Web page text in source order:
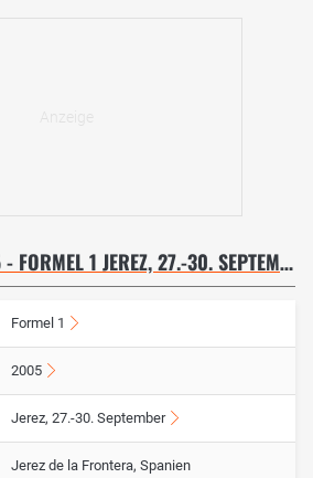
TESTFAHRT 27.09.05 - FORMEL 1 JEREZ, 27.-30. SEPTEMBER
Formel 1
2005
Jerez, 27.-30. September
Jerez de la Frontera, Spanien